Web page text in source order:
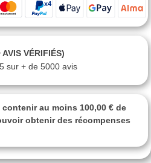
VÉRIFIÉS)
sur + de 5000 avis
au moins 100,00 € de
obtenir des récompenses